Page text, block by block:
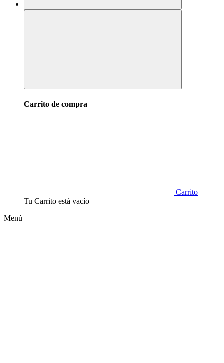
Carrito de compra
Carrito
Tu Carrito está vacío
Menú